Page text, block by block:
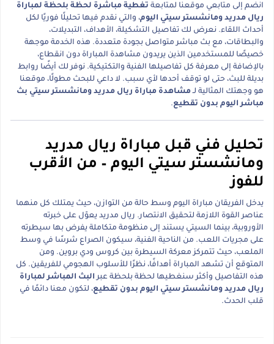
انضم إلى متابعي موقعنا لمتابعة تغطية مباشرة لحظة بلحظة لمباراة
ريال مدريد ومانشستر سيتي اليوم، والتي نقدم فيها تحليلًا فوريًا لكل
أحداث اللقاء. نعرض لك تفاصيل التشكيلة، الأهداف، التبديلات،
والبطاقات، مع بث مباشر متواصل بجودة متعددة. هذه الخدمة موجهة
خصيصًا للمستخدمين الذين يريدون مشاهدة المباراة دون انقطاع،
بالإضافة إلى معرفة كل تفاصيلها الفنية والتكتيكية. نوفر لك أيضًا روابط
بديلة للبث، حتى لو توقف أحدها لأي سبب. لا داعي للبحث مطولًا، موقعنا
هو وجهتك المثالية لـمشاهدة مباراة ريال مدريد ومانشستر سيتي بث
مباشر اليوم بدون تقطيع.
تحليل فني قبل مباراة ريال مدريد
ومانشستر سيتي اليوم – من الأقرب
للفوز
يدخل الفريقان مباراة اليوم وسط حالة من التوازن، حيث يمتلك كل منهما
عناصر القوة اللازمة لتحقيق الانتصار. ريال مدريد يعوّل على خبرته
الأوروبية، بينما السيتي يستند إلى منظومة متكاملة يفرض بها سيطرته
على مجريات اللعب. من الناحية الفنية، سيكون الصراع شرسًا في وسط
الملعب، حيث تتمركز معركة السيطرة بين كروس ودي بروين. ومن
المتوقع أن تشهد المباراة أهدافًا، نظرًا للأسلوب الهجومي للفريقين. كل
هذه التفاصيل وأكثر سنغطيها لحظة بلحظة عبرالبث المباشر لمباراة
ريال مدريد ومانشستر سيتي اليوم بدون تقطيع، لتكون معنا دائمًا في
قلب الحدث.